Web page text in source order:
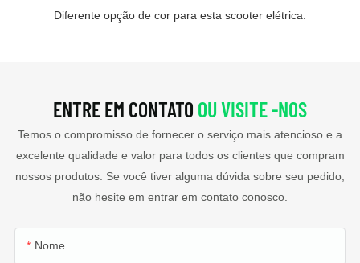
Diferente opção de cor para esta scooter elétrica.
ENTRE EM CONTATO OU VISITE -NOS
Temos o compromisso de fornecer o serviço mais atencioso e a
excelente qualidade e valor para todos os clientes que compram
nossos produtos. Se você tiver alguma dúvida sobre seu pedido,
não hesite em entrar em contato conosco.
Nome